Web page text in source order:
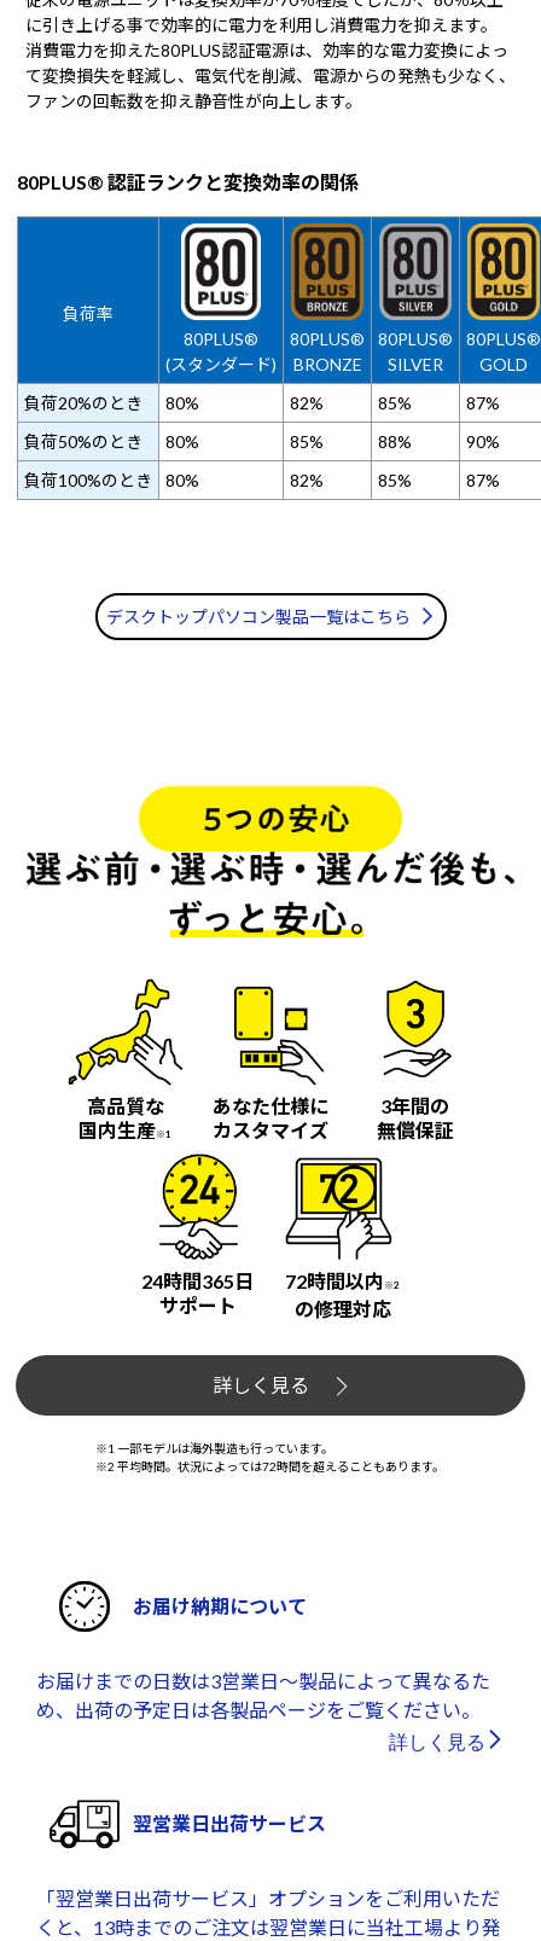
に引き上げる事で効率的に電力を利用し消費電力を抑えます。
消費電力を抑えた80PLUS認証電源は、効率的な電力変換によっ
て変換損失を軽減し、電気代を削減、電源からの発熱も少なく、
ファンの回転数を抑え静音性が向上します。
80PLUS® 認証ランクと変換効率の関係
負荷率
80PLUS®
(スタンダード)
80PLUS®
BRONZE
80PLUS®
SILVER
80PLUS®
GOLD
負荷20%のとき
80% 82% 85%
87%
負荷50%のとき
80% 85% 88%
90%
負荷100%のとき
80% 82% 85% 87%
デスクトップパソコン製品一覧はこちら
高品質な
国内生産※1
あなた仕様に
カスタマイズ
3年間の
無償保証
24時間365日
サポート
72時間以内 ※2
の修理対応
詳しく見る
※1 一部モデルは海外製造も行っています。
※2 平均時間。状況によっては72時間を超えることもあります。
お届け納期について
お届けまでの日数は3営業日～製品によって異なるた
め、出荷の予定日は各製品ページをご覧ください。
詳しく見る
翌営業日出荷サービス
「翌営業日出荷サービス」オプションをご利用いただ
くと、13時までのご注文は翌営業日に当社工場より発